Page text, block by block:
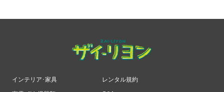
インテリア･家具 レンタル規約